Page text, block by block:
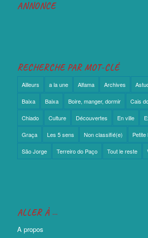
ANNONCE
RECHERCHE PAR MOT-CLÉ
Ailleurs a la une Alfama Archives
Baixa Baixa Boire, manger, dormir Cais
Chiado Culture Découvertes En ville
Graça Les 5 sens Non classifié(e) Petite
São Jorge Terreiro do Paço Tout le reste
ALLER À …
A propos